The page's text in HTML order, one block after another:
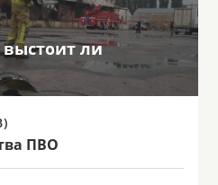
ли
ПВО